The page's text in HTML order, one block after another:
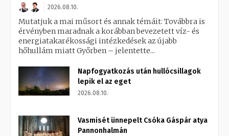
2026.08.10.
Mutatjuk a mai műsort és annak témáit: Továbbra is
érvényben maradnak a korábban bevezetett víz- és
energiatakarékossági intézkedések az újabb
hőhullám miatt Győrben – jelentette...
Napfogyatkozás után hullócsillagok
lepik el az eget
2026.08.10.
Vasmisét ünnepelt Csóka Gáspár atya
Pannonhalmán